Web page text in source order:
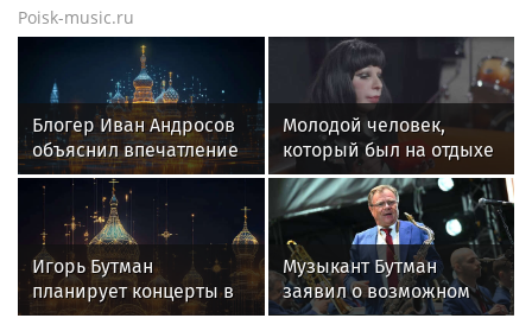
Poisk-music.ru
Блогер Иван Андросов
объяснил впечатление
от образа Аллы
Пугачевой
Молодой человек,
который был на отдыхе
с Агузаровой, опроверг
роман с певицей
Игорь Бутман
планирует концерты в
Бразилии и Никарагуа
Музыкант Бутман
заявил о возможном
появлении первого в